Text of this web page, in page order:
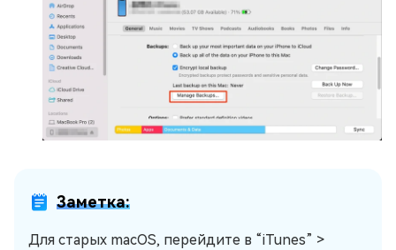
Заметка:
Для старых macOS, перейдите в “iTunes” >